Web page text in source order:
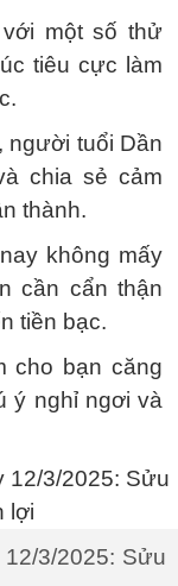
một số thử
tiêu cực làm
người tuổi Dần
chia sẻ cảm
thành.
không mấy
cần cẩn thận
tiền bạc.
cho bạn căng
ý nghỉ ngơi và
3/2025: Sửu